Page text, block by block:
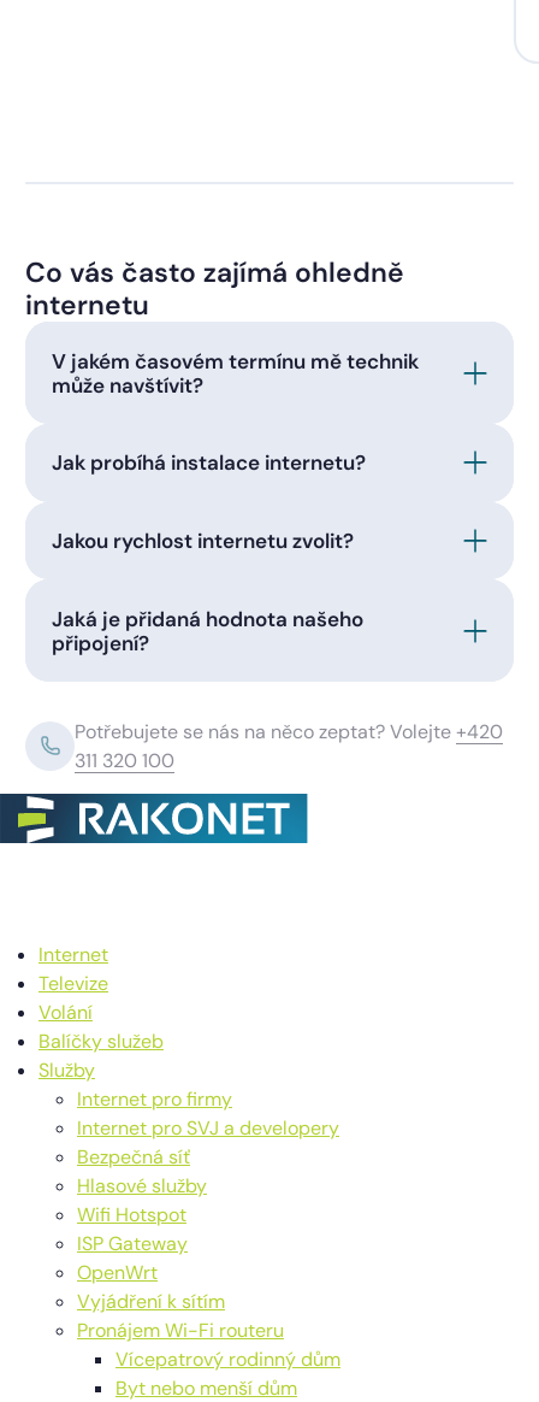
Co vás často zajímá ohledně
internetu
V jakém časovém termínu mě technik
může navštívit?
Jak probíhá instalace internetu?
Jakou rychlost internetu zvolit?
Jaká je přidaná hodnota našeho
připojení?
Potřebujete se nás na něco zeptat? Volejte+420
311 320 100
Internet
Televize
Volání
Balíčky služeb
Služby
Internet pro firmy
Internet pro SVJ a developery
Bezpečná síť
Hlasové služby
Wifi Hotspot
ISP Gateway
OpenWrt
Vyjádření k sítím
Pronájem Wi-Fi routeru
Vícepatrový rodinný dům
Byt nebo menší dům